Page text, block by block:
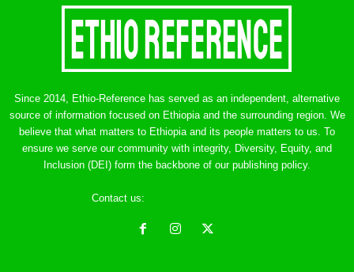
Since 2014, Ethio-Reference has served as an independent, alternative
source of information focused on Ethiopia and the surrounding region. We
believe that what matters to Ethiopia and its people matters to us. To
ensure we serve our community with integrity, Diversity, Equity, and
Inclusion (DEI) form the backbone of our publishing policy.
Contact us: